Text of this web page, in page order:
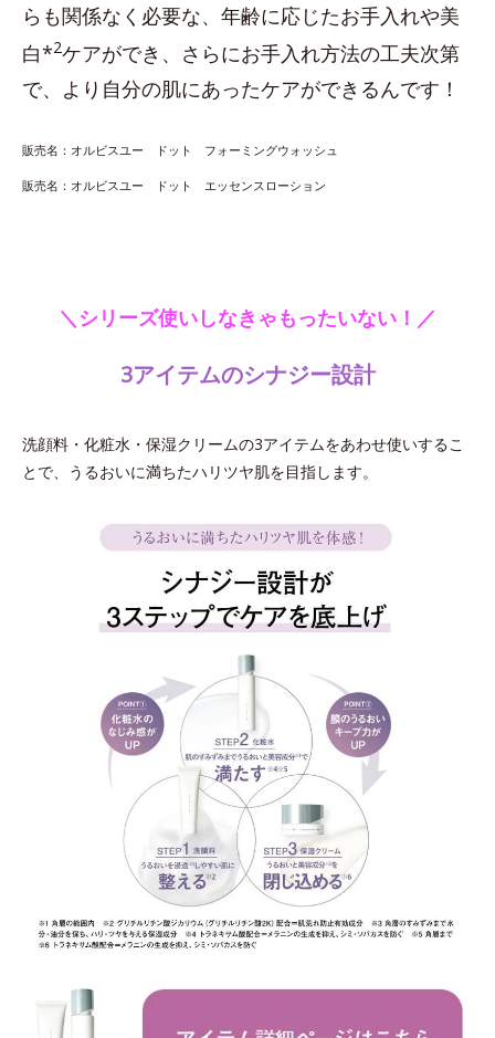
らも関係なく必要な、年齢に応じたお手入れや美
白*2ケアができ、さらにお手入れ方法の工夫次第
で、より自分の肌にあったケアができるんです！
販売名：オルビスユー ドット フォーミングウォッシュ
販売名：オルビスユー ドット エッセンスローション
＼シリーズ使いしなきゃもったいない！／
3アイテムのシナジー設計
洗顔料・化粧水・保湿クリームの3アイテムをあわせ使いするこ
とで、うるおいに満ちたハリツヤ肌を目指します。